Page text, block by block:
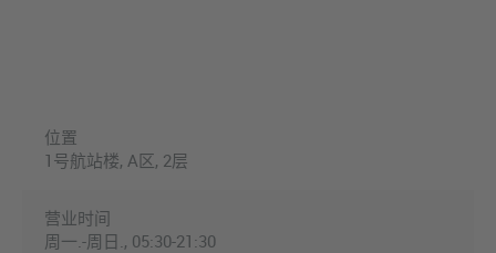
位置
1号航站楼, A区, 2层
营业时间
周一.-周日., 05:30-21:30